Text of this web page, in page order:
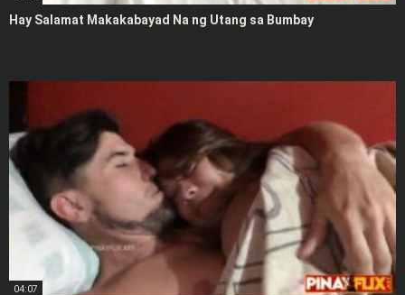
Hay Salamat Makakabayad Na ng Utang sa Bumbay
04:07